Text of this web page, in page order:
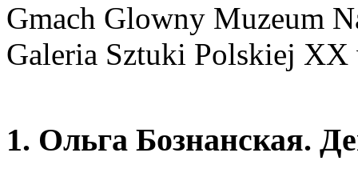
Gmach Glowny Muzeum
Galeria Sztuki Polskiej XX
1. Ольга Бознанская.